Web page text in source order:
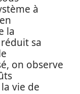
à
la
sa
on observe
vie de